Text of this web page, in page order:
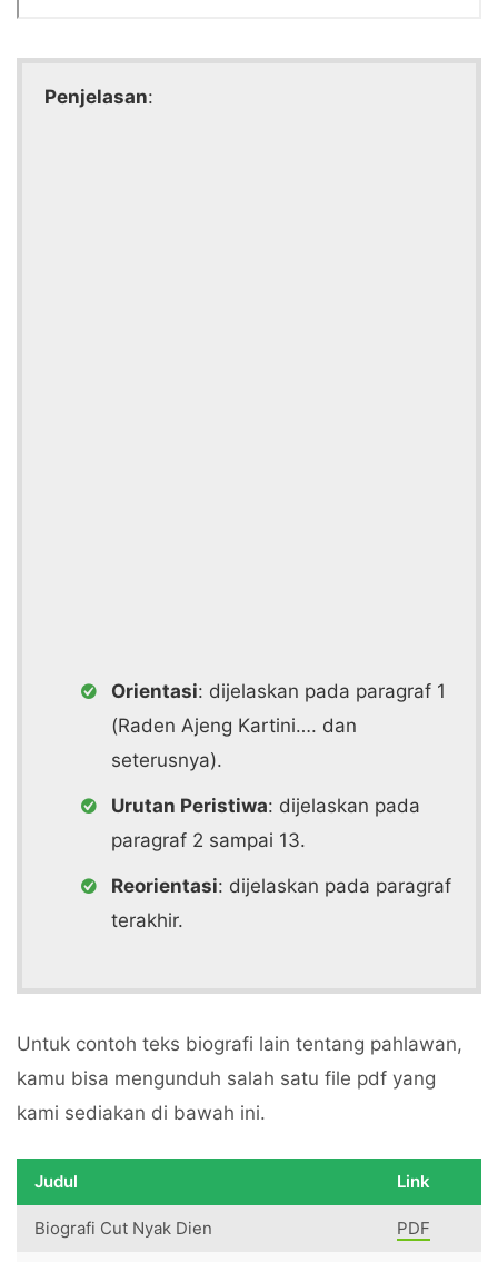
Penjelasan:
Orientasi: dijelaskan pada paragraf 1
(Raden Ajeng Kartini…. dan
seterusnya).
Urutan Peristiwa: dijelaskan pada
paragraf 2 sampai 13.
Reorientasi: dijelaskan pada paragraf
terakhir.
Untuk contoh teks biografi lain tentang pahlawan,
kamu bisa mengunduh salah satu file pdf yang
kami sediakan di bawah ini.
Judul Link
Biografi Cut Nyak Dien PDF